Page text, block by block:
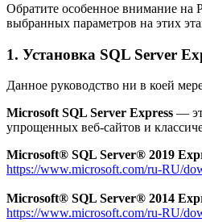
Обратите особенное внимание на
выбранных параметров на этих
1. Установка SQL Server
Данное руководство ни в коей
Microsoft SQL Server Express —
упрощенных веб-сайтов и
Microsoft® SQL Server® 2019
https://www.microsoft.com/ru-RU/
Microsoft® SQL Server® 2014
https://www.microsoft.com/ru-RU/